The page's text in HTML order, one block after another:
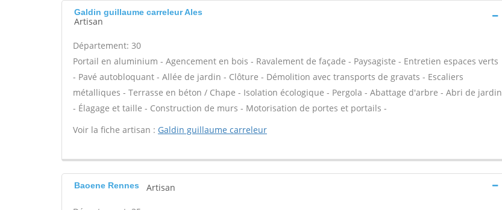
Galdin guillaume carreleur Ales
Artisan
Département: 30
Portail en aluminium - Agencement en bois - Ravalement de façade - Paysagiste - Entretien espaces verts
- Pavé autobloquant - Allée de jardin - Clôture - Démolition avec transports de gravats - Escaliers
métalliques - Terrasse en béton / Chape - Isolation écologique - Pergola - Abattage d'arbre - Abri de jardin
- Élagage et taille - Construction de murs - Motorisation de portes et portails -
Voir la fiche artisan : Galdin guillaume carreleur
Baoene Rennes Artisan